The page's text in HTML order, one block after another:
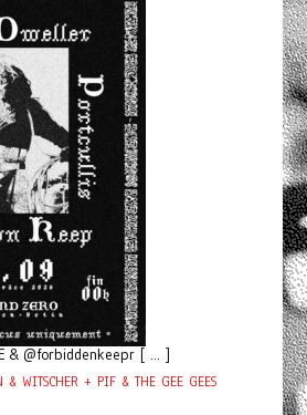
& @forbiddenkeepr [ ... ]
WITSCHER + PIF & THE GEE GEES